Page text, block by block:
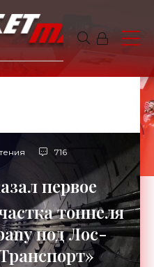
716
первое
тоннеля
под Лос-